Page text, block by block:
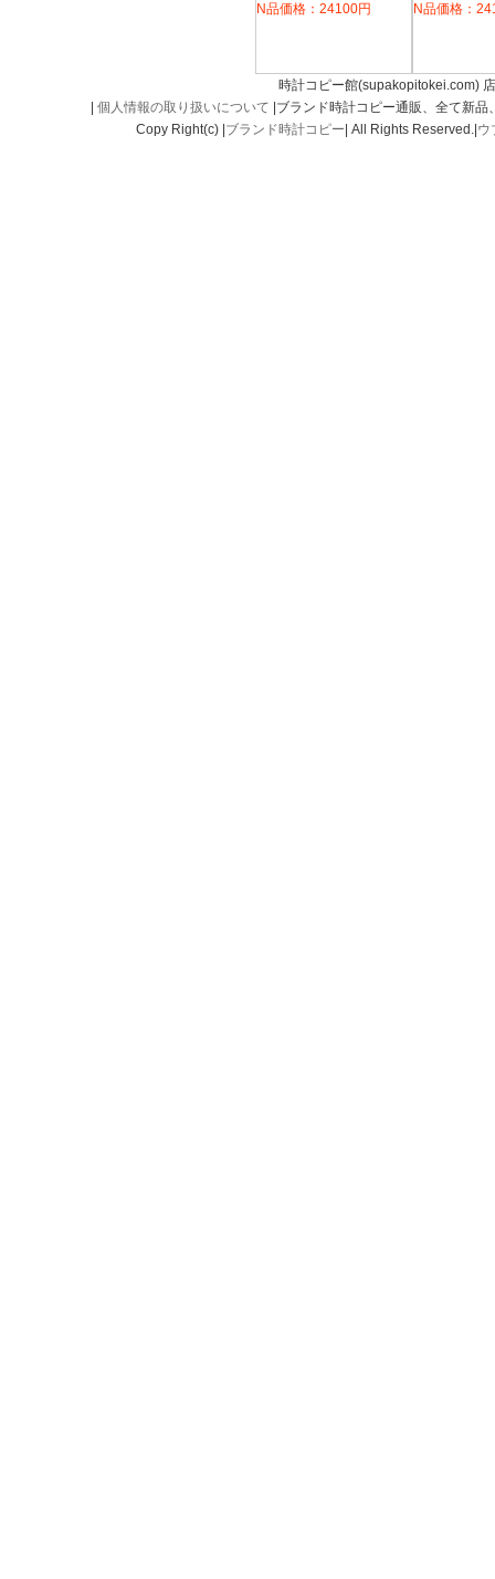
N品価格：24100円 N品価格：
時計コピー館(supakopitokei.com)
個人情報の取り扱いについて |ブランド時計コピー通販、全て新
Copy Right(c) | ブランド時計コピー | All Rights Reserved.| ウ